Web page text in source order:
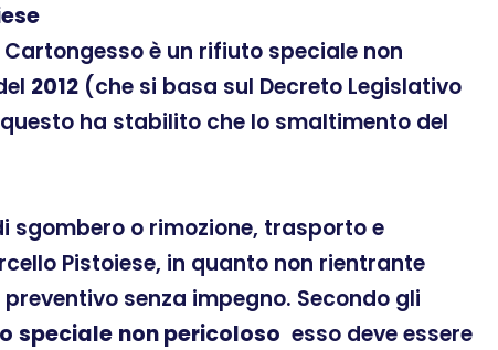
è un rifiuto speciale non
2012 (che si basa sul Decreto Legislativo
ha stabilito che lo smaltimento del
sgombero o rimozione, trasporto e
Pistoiese, in quanto non rientrante
senza impegno. Secondo gli
speciale non pericoloso esso deve essere